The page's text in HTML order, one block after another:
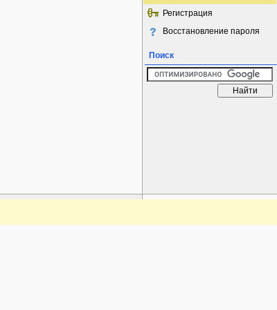
Регистрация
Восстановление пароля
Поиск